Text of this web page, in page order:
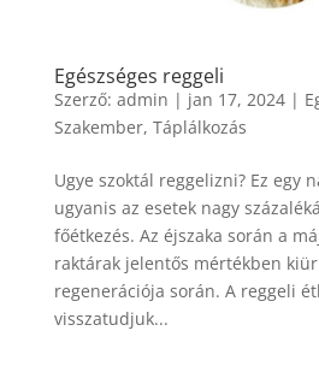
Egészséges reggeli
Szerző: admin | jan 17, 2024|
Szakember, Táplálkozás
Ugye szoktál reggelizni? Ez egy
ugyanis az esetek nagy
főétkezés. Az éjszaka során a
raktárak jelentős mértékben
regenerációja során. A reggeli
visszatudjuk...